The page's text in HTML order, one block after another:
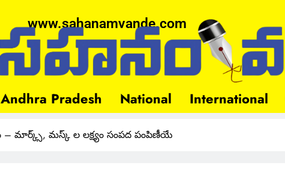
www.sahanamvande.com
Andhra Pradesh National International
మార్క్స్, మస్క్ ల లక్ష్యం సంపద పంపిణీయే